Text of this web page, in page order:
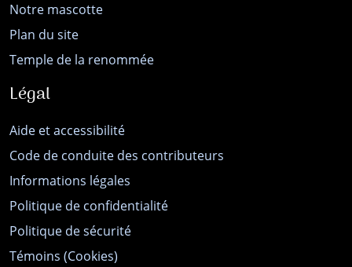
Notre mascotte
Plan du site
Temple de la renommée
Légal
Aide et accessibilité
Code de conduite des contributeurs
Informations légales
Politique de confidentialité
Politique de sécurité
Témoins (Cookies)